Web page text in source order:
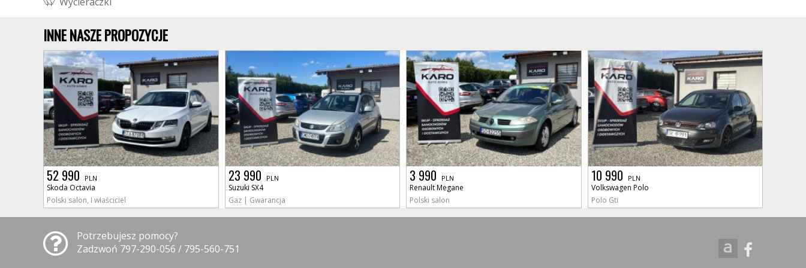
INNE NASZE PROPOZYCJE
52 990 PLN
Skoda Octavia
Polski salon, I właściciel
23 990 PLN
Suzuki SX4
Gaz | Gwarancja
3 990 PLN
Renault Megane
Polski salon
10 990 PLN
Volkswagen Polo
Polo Gti
Potrzebujesz pomocy?
Zadzwoń 797-290-056 / 795-560-751